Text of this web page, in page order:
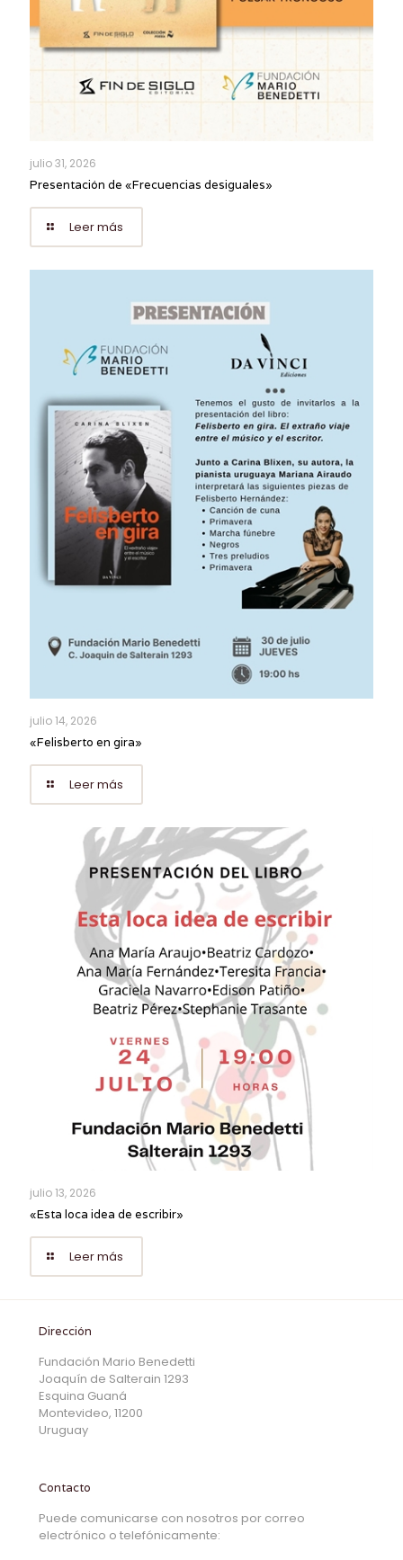
julio 31, 2026
Presentación de «Frecuencias desiguales»
Leer más
julio 14, 2026
«Felisberto en gira»
Leer más
julio 13, 2026
«Esta loca idea de escribir»
Leer más
Dirección
Fundación Mario Benedetti
Joaquín de Salterain 1293
Esquina Guaná
Montevideo, 11200
Uruguay
Contacto
Puede comunicarse con nosotros por correo
electrónico o telefónicamente: